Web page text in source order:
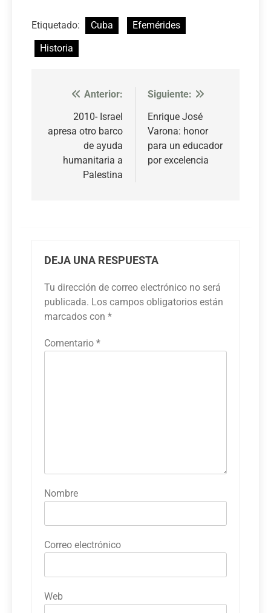
Etiquetado: Cuba
Efemérides
Historia
Navegación
entradas
Anterior:
2010- Israel
apresa otro barco
de ayuda
humanitaria a
Palestina
Siguiente:
Enrique José
Varona: honor
para un educador
por excelencia
DEJA UNA RESPUESTA
Tu dirección de correo electrónico no será
publicada. Los campos obligatorios están
marcados con *
Comentario *
Nombre
Correo electrónico
Web